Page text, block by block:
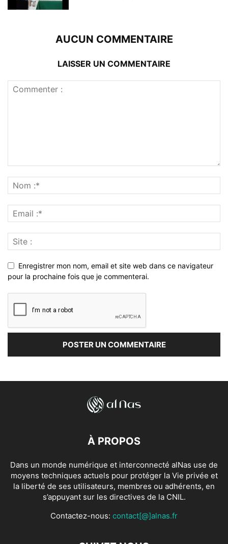
AUCUN COMMENTAIRE
LAISSER UN COMMENTAIRE
Enregistrer mon nom, email et site web dans ce navigateur
pour la prochaine fois que je commenterai.
À PROPOS
Dans un monde numérique et interconnecté alNas use de
moyens techniques actuels pour protéger la Vie privée et
la liberté de ses utilisateurs, membres ou adhérents, en
s’appuyant sur les directives de la CNIL.
Contactez-nous: contact[@]alnas.fr